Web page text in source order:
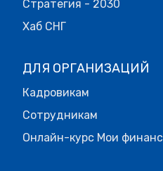
Стратегия - 2030
Хаб СНГ
ДЛЯ ОРГАНИЗАЦИЙ
Кадровикам
Сотрудникам
Онлайн-курс Мои